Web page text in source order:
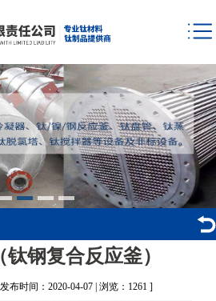
钢复合反应釜）
布时间：2020-04-07 | 浏览：1261 ]